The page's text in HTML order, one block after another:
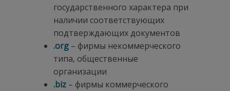
государственного характера при
наличии соответствующих
подтверждающих документов
.org – фирмы некоммерческого
типа, общественные
организации
.biz – фирмы коммерческого